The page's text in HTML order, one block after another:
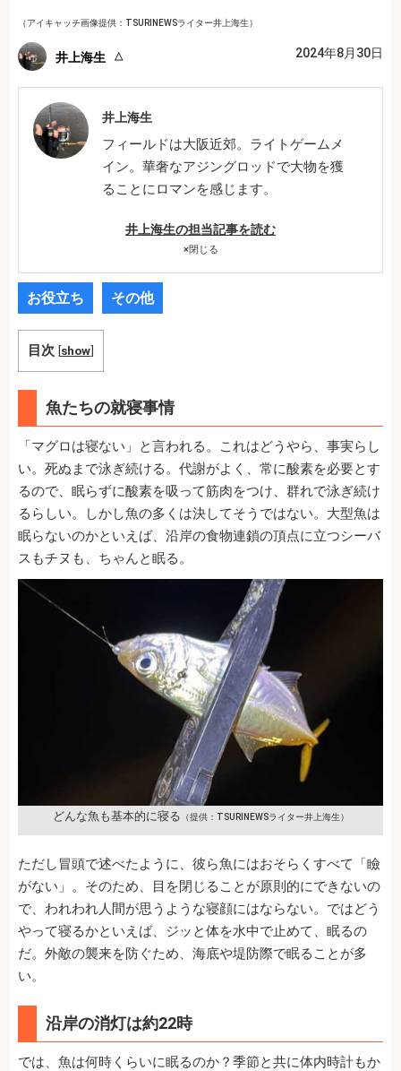
（アイキャッチ画像提供：TSURINEWSライター井上海生）
井上海生 2024年8月30日
井上海生
フィールドは大阪近郊。ライトゲームメ
イン。華奢なアジングロッドで大物を獲
ることにロマンを感じます。
井上海生の担当記事を読む
×閉じる
お役立ち その他
目次 [show]
魚たちの就寝事情
「マグロは寝ない」と言われる。これはどうやら、事実らし
い。死ぬまで泳ぎ続ける。代謝がよく、常に酸素を必要とす
るので、眠らずに酸素を吸って筋肉をつけ、群れで泳ぎ続け
るらしい。しかし魚の多くは決してそうではない。大型魚は
眠らないのかといえば、沿岸の食物連鎖の頂点に立つシーバ
スもチヌも、ちゃんと眠る。
どんな魚も基本的に寝る （提供：TSURINEWSライター井上海生）
ただし冒頭で述べたように、彼ら魚にはおそらくすべて「瞼
がない」。そのため、目を閉じることが原則的にできないの
で、われわれ人間が思うような寝顔にはならない。ではどう
やって寝るかといえば、ジッと体を水中で止めて、眠るの
だ。外敵の襲来を防ぐため、海底や堤防際で眠ることが多
い。
沿岸の消灯は約22時
では、魚は何時くらいに眠るのか？季節と共に体内時計もか